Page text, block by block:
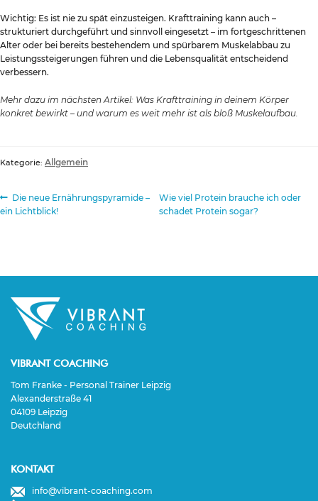
Wichtig: Es ist nie zu spät einzusteigen. Krafttraining kann auch –
strukturiert durchgeführt und sinnvoll eingesetzt – im fortgeschrittenen
Alter oder bei bereits bestehendem und spürbarem Muskelabbau zu
Leistungssteigerungen führen und die Lebensqualität entscheidend
verbessern.
Mehr dazu im nächsten Artikel: Was Krafttraining in deinem Körper
konkret bewirkt – und warum es weit mehr ist als bloß Muskelaufbau.
Kategorie: Allgemein
Beitragsnavigation
Vorheriger
Beitrag:
Die neue Ernährungspyramide –
ein Lichtblick!
Nächster
Beitrag:
Wie viel Protein brauche ich oder
schadet Protein sogar?
VIBRANT COACHING
Tom Franke - Personal Trainer Leipzig
Alexanderstraße 41
04109 Leipzig
Deutchland
KONTAKT
info@vibrant-coaching.com